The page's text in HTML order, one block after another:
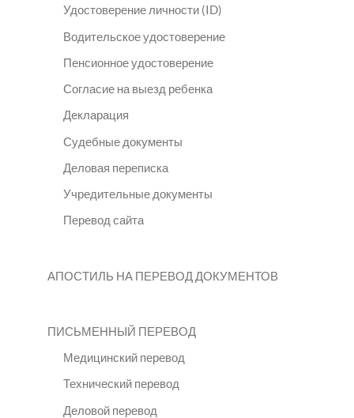
Удостоверение личности (ID)
Водительское удостоверение
Пенсионное удостоверение
Согласие на выезд ребенка
Декларация
Судебные документы
Деловая переписка
Учредительные документы
Перевод сайта
АПОСТИЛЬ НА ПЕРЕВОД ДОКУМЕНТОВ
ПИСЬМЕННЫЙ ПЕРЕВОД
Медицинский перевод
Технический перевод
Деловой перевод